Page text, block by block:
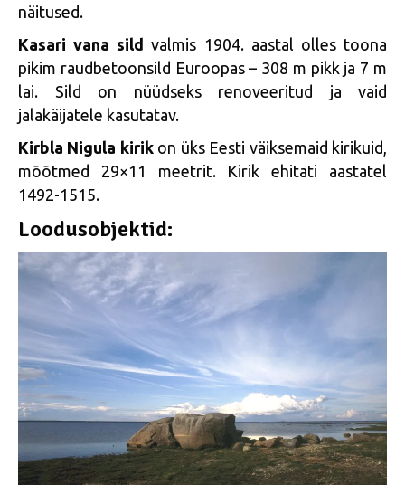
näitused.
Kasari vana sild valmis 1904. aastal olles toona
pikim raudbetoonsild Euroopas – 308 m pikk ja 7 m
lai. Sild on nüüdseks renoveeritud ja vaid
jalakäijatele kasutatav.
Kirbla Nigula kirikon üks Eesti väiksemaid kirikuid,
mõõtmed 29×11 meetrit. Kirik ehitati aastatel
1492-1515.
Loodusobjektid: